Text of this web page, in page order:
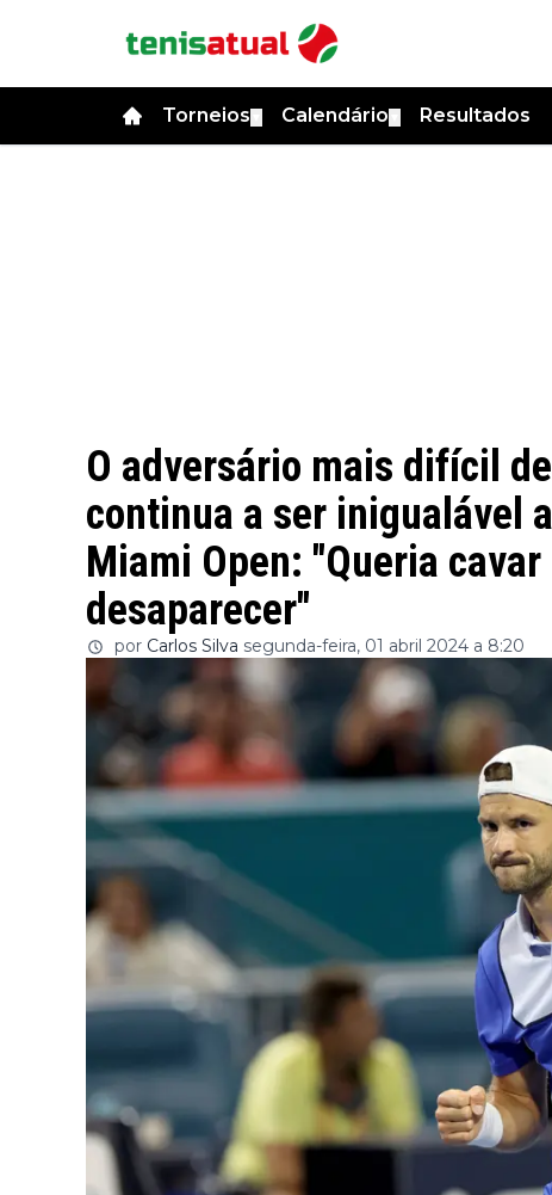
Torneios Calendário Resultados
O adversário mais difícil
continua a ser inigualável
Miami Open: "Queria
desaparecer"
por Carlos Silva segunda-feira, 01 abril 2024 a 8:20